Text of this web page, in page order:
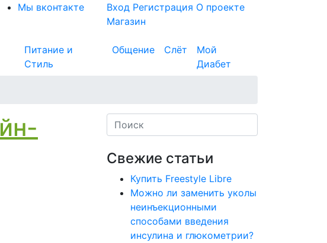
Мы вконтакте Вход Регистрация О проекте
Магазин
Питание и
Стиль
Общение Слёт
Мой
Диабет
Свежие статьи
Купить Freestyle Libre
Можно ли заменить уколы
неинъекционными
способами введения
инсулина и глюкометрии?